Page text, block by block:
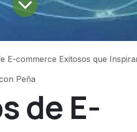
E-commerce Exitosos que
Peña
de E-